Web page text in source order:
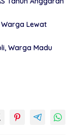
Lewat
Warga Madu